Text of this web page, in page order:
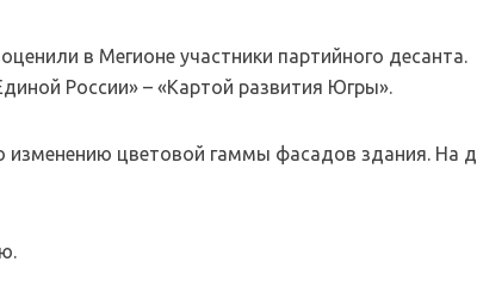
в Мегионе участники партийного десанта.
России» – «Картой развития Югры».
изменению цветовой гаммы фасадов здания. На